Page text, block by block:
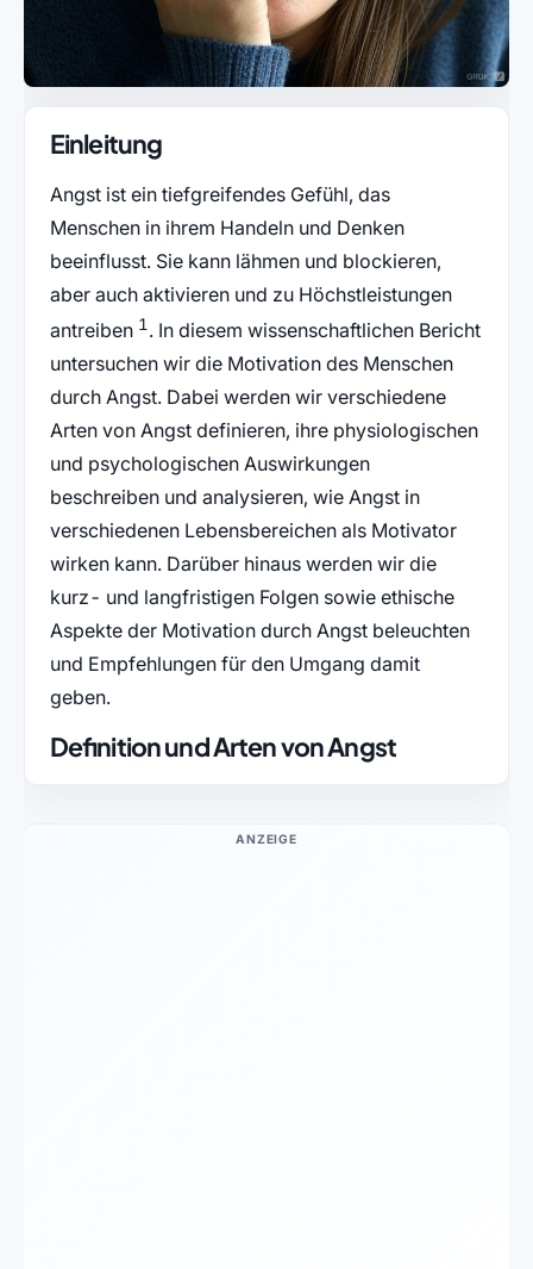
Einleitung
Angst ist ein tiefgreifendes Gefühl, das
Menschen in ihrem Handeln und Denken
beeinflusst. Sie kann lähmen und blockieren,
aber auch aktivieren und zu Höchstleistungen
antreiben 1 . In diesem wissenschaftlichen Bericht
untersuchen wir die Motivation des Menschen
durch Angst. Dabei werden wir verschiedene
Arten von Angst definieren, ihre physiologischen
und psychologischen Auswirkungen
beschreiben und analysieren, wie Angst in
verschiedenen Lebensbereichen als Motivator
wirken kann. Darüber hinaus werden wir die
kurz- und langfristigen Folgen sowie ethische
Aspekte der Motivation durch Angst beleuchten
und Empfehlungen für den Umgang damit
geben.
Definition und Arten von Angst
ANZEIGE